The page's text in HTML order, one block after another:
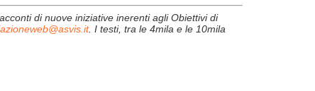
di nuove iniziative inerenti agli Obiettivi di
. I testi, tra le 4mila e le 10mila